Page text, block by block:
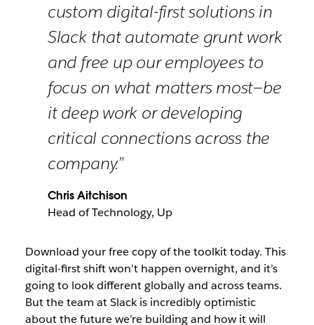
custom digital-first solutions in
Slack that automate grunt work
and free up our employees to
focus on what matters most—be
it deep work or developing
critical connections across the
company.”
Chris Aitchison
Head of Technology, Up
Download your free copy of the toolkit today. This
digital-first shift won’t happen overnight, and it’s
going to look different globally and across teams.
But the team at Slack is incredibly optimistic
about the future we’re building and how it will